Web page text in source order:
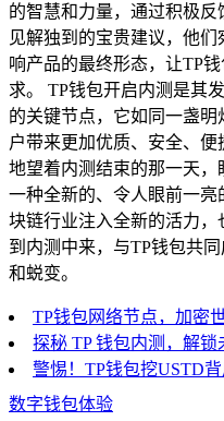
的智慧和力量，通过积极
见解独到的宝贵建议，他
响产品的最终形态，让TP
求。 TP钱包开启内测是其
的关键节点，它如同一盏明
户带来更加优质、安全、
地望着内测结束的那一天
一种全新的、令人眼前一
块链行业注入全新的活力
到内测中来，与TP钱包共
和蜕变。
TP钱包网络节点，加密
探秘 TP 钱包内测，解
警惕！TP钱包挖USTD
数字钱包体验